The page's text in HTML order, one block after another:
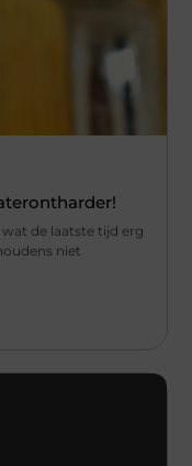
de laatste tijd erg
niet